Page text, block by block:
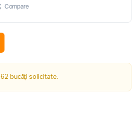
Compare
62 bucăți solicitate.